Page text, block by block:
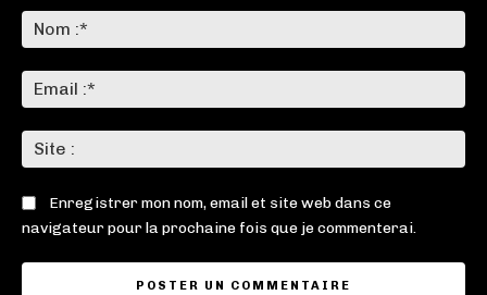
:*
:*
:
Enregistrer mon nom, email et site web dans ce
navigateur pour la prochaine fois que je commenterai.